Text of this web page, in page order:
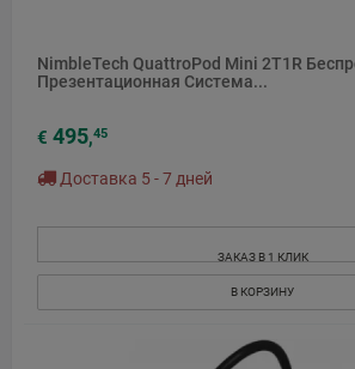
NimbleTech QuattroPod Mini 2T1R
Презентационная Система...
€ 495,45
Доставка 5 - 7 дней
ЗАКАЗ В 1 КЛИК
В КОРЗИНУ